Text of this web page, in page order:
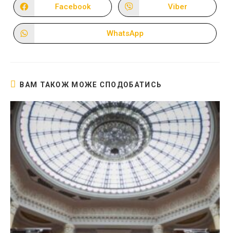
ВМІСТОМ
Відкрити
в
новому
Facebook
Відкрити
в
новому
Viber
Відкрити
в
WhatsApp
ВАМ ТАКОЖ МОЖЕ СПОДОБАТИСЬ